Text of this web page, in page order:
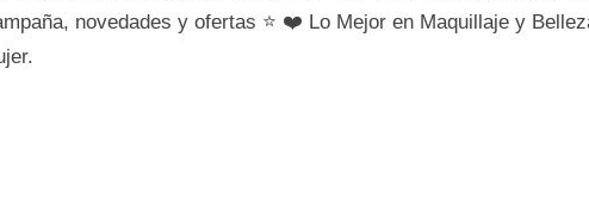
novedades y ofertas ⭐ ❤️ Lo Mejor en Maquillaje y